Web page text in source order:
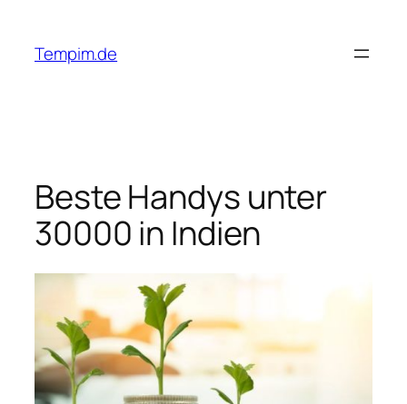
content
Tempim.de
Beste Handys unter
30000 in Indien